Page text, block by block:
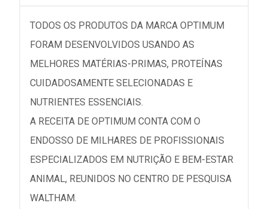
TODOS OS PRODUTOS DA MARCA OPTIMUM
FORAM DESENVOLVIDOS USANDO AS
MELHORES MATÉRIAS-PRIMAS, PROTEÍNAS
CUIDADOSAMENTE SELECIONADAS E
NUTRIENTES ESSENCIAIS.
A RECEITA DE OPTIMUM CONTA COM O
ENDOSSO DE MILHARES DE PROFISSIONAIS
ESPECIALIZADOS EM NUTRIÇÃO E BEM-ESTAR
ANIMAL, REUNIDOS NO CENTRO DE PESQUISA
WALTHAM.